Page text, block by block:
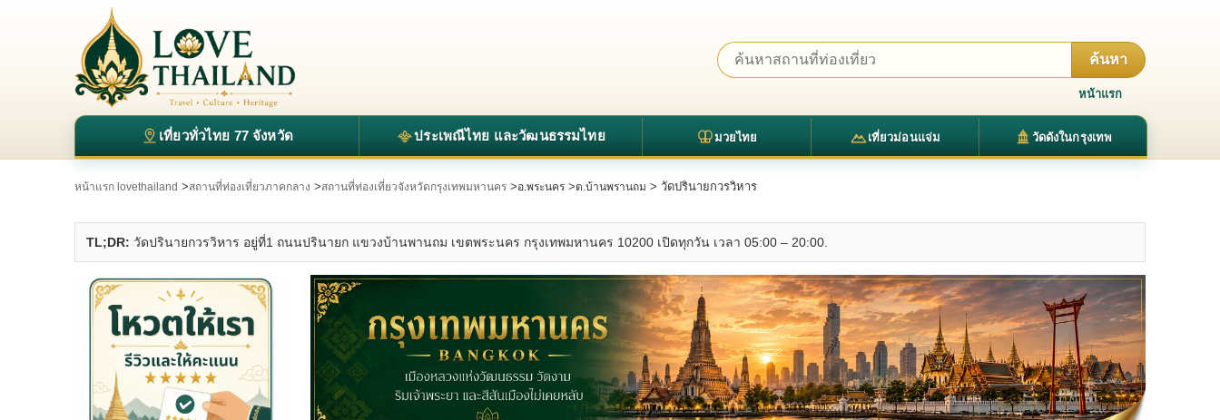
ค้นหา
หน้าแรก
เที่ยวทั่วไทย 77 จังหวัด ประเพณีไทย และวัฒนธรรมไทย มวยไทย เที่ยวม่อนแจ่ม วัดดังในกรุงเทพ
หน้าแรก lovethailand >สถานที่ท่องเที่ยวภาคกลาง >สถานที่ท่องเที่ยวจังหวัดกรุงเทพมหานคร >อ.พระนคร >ต.บ้านพรานถม > วัดปรินายกวรวิหาร
TL;DR: วัดปรินายกวรวิหาร อยู่ที่1 ถนนปรินายก แขวงบ้านพานถม เขตพระนคร กรุงเทพมหานคร 10200 เปิดทุกวัน เวลา 05:00 – 20:00.